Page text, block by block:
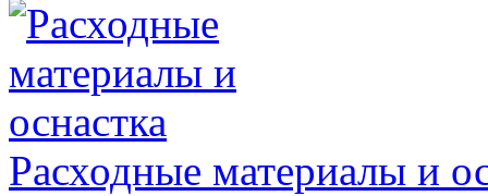
Расходные материалы и